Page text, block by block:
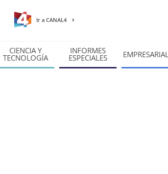
Ir a CANAL4
CIENCIA Y
TECNOLOGÍA
INFORMES
ESPECIALES